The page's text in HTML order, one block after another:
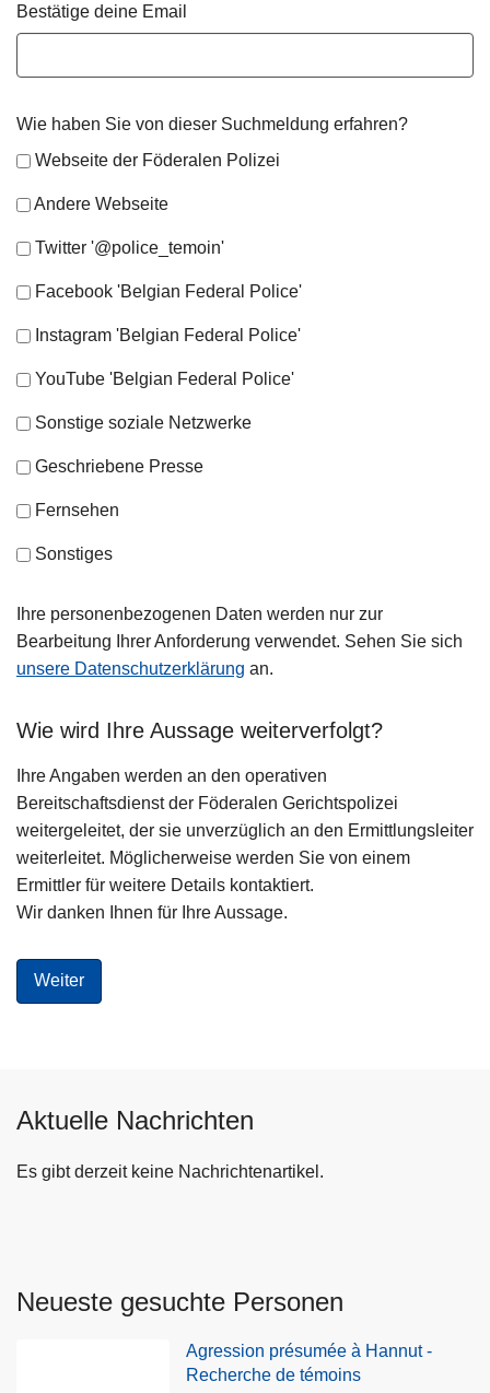
Bestätige deine Email
Wie haben Sie von dieser Suchmeldung erfahren?
Webseite der Föderalen Polizei
Andere Webseite
Twitter '@police_temoin'
Facebook 'Belgian Federal Police'
Instagram 'Belgian Federal Police'
YouTube 'Belgian Federal Police'
Sonstige soziale Netzwerke
Geschriebene Presse
Fernsehen
Sonstiges
Ihre personenbezogenen Daten werden nur zur
Bearbeitung Ihrer Anforderung verwendet. Sehen Sie sich
unsere Datenschutzerklärung an.
Wie wird Ihre Aussage weiterverfolgt?
Ihre Angaben werden an den operativen
Bereitschaftsdienst der Föderalen Gerichtspolizei
weitergeleitet, der sie unverzüglich an den Ermittlungsleiter
weiterleitet. Möglicherweise werden Sie von einem
Ermittler für weitere Details kontaktiert.
Wir danken Ihnen für Ihre Aussage.
Aktuelle Nachrichten
Es gibt derzeit keine Nachrichtenartikel.
Neueste gesuchte Personen
Agression présumée à Hannut -
Recherche de témoins